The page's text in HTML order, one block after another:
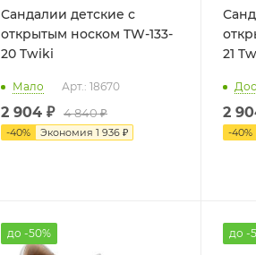
Сандалии детские с
открытым носком TW-133-
20 Twiki
Мало Арт.: 18670
2 904 ₽ 4 840 ₽
-40% Экономия 1 936 ₽
21
2
-40%
до -50% до -